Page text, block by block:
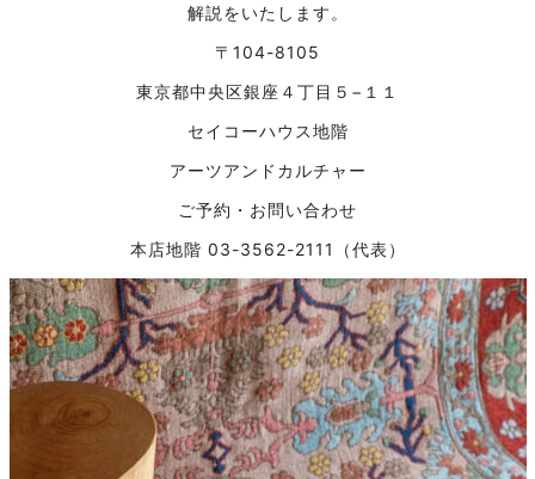
解説をいたします。
〒104-8105
東京都中央区銀座４丁目５−１１
セイコーハウス地階
アーツアンドカルチャー
ご予約・お問い合わせ
本店地階 03-3562-2111（代表）